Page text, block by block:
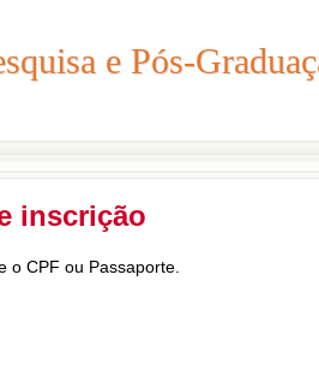
e Pós-
e Pós-
inscrição
o CPF ou Passaporte.